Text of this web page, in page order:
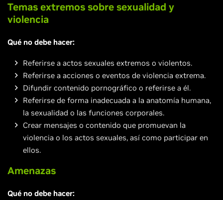
Temas extremos sobre sexualidad y
violencia
Qué no debe hacer:
Referirse a actos sexuales extremos o violentos.
Referirse a acciones o eventos de violencia extrema.
Difundir contenido pornográfico o referirse a él.
Referirse de forma inadecuada a la anatomía humana,
la sexualidad o las funciones corporales.
Crear mensajes o contenido que promuevan la
violencia o los actos sexuales, así como participar en
ellos.
Amenazas
Qué no debe hacer: